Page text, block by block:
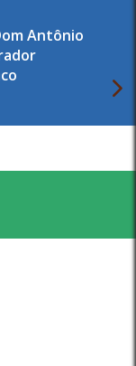
Antônio